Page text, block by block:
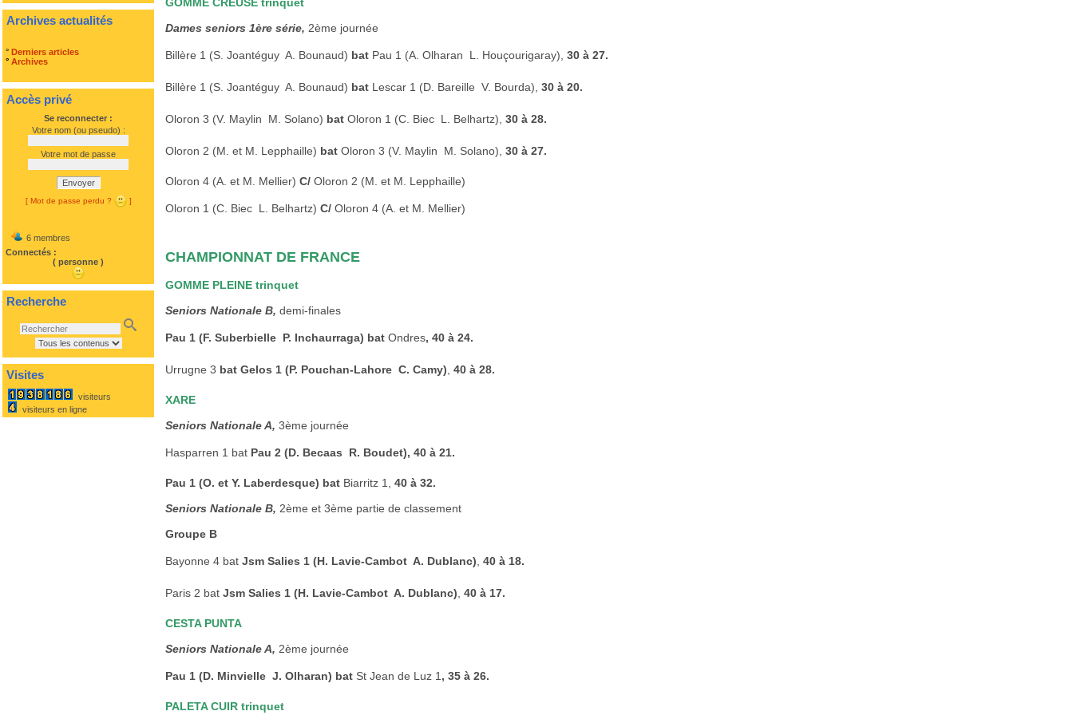
Archives actualités
° Derniers articles
° Archives
Accès privé
Se reconnecter :
Votre nom (ou pseudo) :
Votre mot de passe
Envoyer
[ Mot de passe perdu ? ]
6 membres
Connectés :
( personne )
Recherche
Visites
visiteurs
visiteurs en ligne
Dames seniors 1ère série, 2ème journée
Billère 1 (S. Joantéguy  A. Bounaud) bat Pau 1 (A. Olharan  L. Houçourigaray), 30 à 27.
Billère 1 (S. Joantéguy  A. Bounaud) bat Lescar 1 (D. Bareille  V. Bourda), 30 à 20.
Oloron 3 (V. Maylin  M. Solano) bat Oloron 1 (C. Biec  L. Belhartz), 30 à 28.
Oloron 2 (M. et M. Lepphaille) bat Oloron 3 (V. Maylin  M. Solano), 30 à 27.
Oloron 4 (A. et M. Mellier) C/ Oloron 2 (M. et M. Lepphaille)
Oloron 1 (C. Biec  L. Belhartz) C/ Oloron 4 (A. et M. Mellier)
CHAMPIONNAT DE FRANCE
GOMME PLEINE trinquet
Seniors Nationale B, demi-finales
Pau 1 (F. Suberbielle  P. Inchaurraga) bat Ondres, 40 à 24.
Urrugne 3 bat Gelos 1 (P. Pouchan-Lahore  C. Camy) 40 à 28.
XARE
Seniors Nationale A, 3ème journée
Hasparren 1 bat Pau 2 (D. Becaas  R. Boudet), 40 à 21.
Pau 1 (O. et Y. Laberdesque) bat Biarritz 1, 40 à 32.
Seniors Nationale B, 2ème et 3ème partie de classement
Groupe B
Bayonne 4 bat Jsm Salies 1 (H. Lavie-Cambot  A. Dublanc) 40 à 18.
Paris 2 bat Jsm Salies 1 (H. Lavie-Cambot  A. Dublanc) 40 à 17.
CESTA PUNTA
Seniors Nationale A, 2ème journée
Pau 1 (D. Minvielle  J. Olharan) bat St Jean de Luz 1 , 35 à 26.
PALETA CUIR trinquet